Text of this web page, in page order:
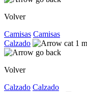
Volver
Camisas Camisas
Calzado
Volver
Calzado Calzado